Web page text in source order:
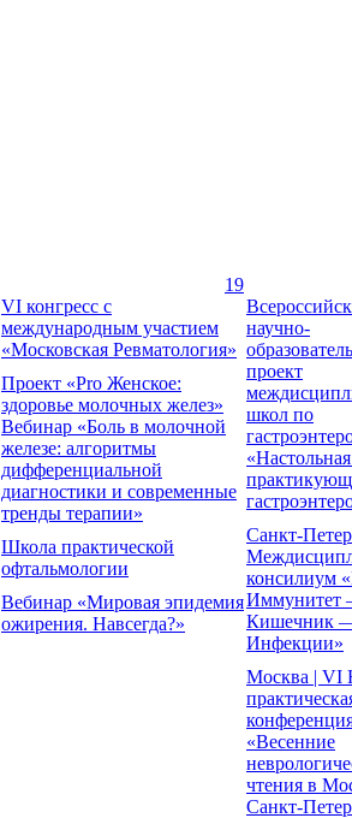
19
VI конгресс с
международным участием
«Московская Ревматология»
Проект «Pro Женское:
здоровье молочных желез»
Вебинар «Боль в молочной
железе: алгоритмы
дифференциальной
диагностики и современные
тренды терапии»
Школа практической
офтальмологии
Вебинар «Мировая эпидемия
ожирения. Навсегда?»
научно-
проект
школ по
Санкт-
консилиум
Иммунитет
Кишечник
Инфекции»
Москва | VI
«Весенние
чтения в
Санкт-